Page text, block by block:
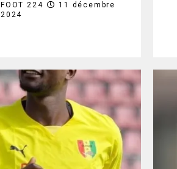
FOOT 224
11 décembre
2024